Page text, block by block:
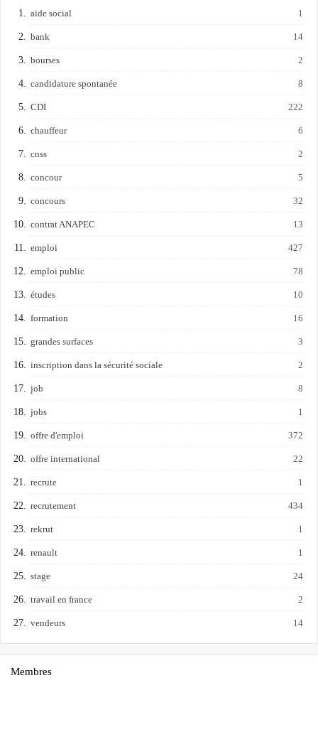
aide social 1
bank 14
bourses 2
candidature spontanée 8
CDI 222
chauffeur 6
cnss 2
concour 5
concours 32
contrat ANAPEC 13
emploi 427
emploi public 78
études 10
formation 16
grandes surfaces 3
inscription dans la sécurité sociale 2
job 8
jobs 1
offre d'emploi 372
offre international 22
recrute 1
recrutement 434
rekrut 1
renault 1
stage 24
travail en france 2
vendeurs 14
Membres